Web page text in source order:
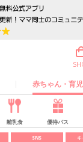
赤ちゃん・育児
離乳食 優待パス
SNS